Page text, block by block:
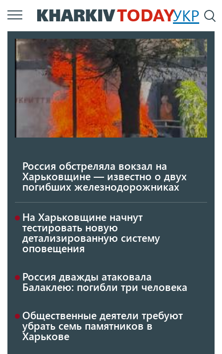
Перейти
к
содержанию
УКР
Россия обстреляла вокзал на
Харьковщине — известно о двух
погибших железнодорожниках
На Харьковщине начнут
тестировать новую
детализированную систему
оповещения
Россия дважды атаковала
Балаклею: погибли три человека
Общественные деятели требуют
убрать семь памятников в
Харькове